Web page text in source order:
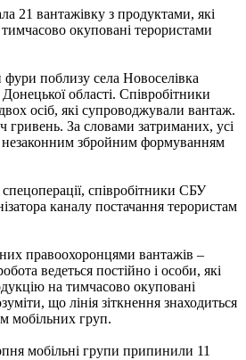
21 вантажівку з продуктами, які
окуповані терористами
поблизу села Новоселівка
області. Співробітники
осіб, які супроводжували вантаж.
гривень. За словами затриманих, усі
незаконним збройним формуванням
співробітники СБУ
каналу постачання терористам
правоохоронцями вантажів –
ведеться постійно і особи, які
на тимчасово окуповані
що лінія зіткнення знаходиться
мобільних груп.
мобільні групи припинили 11